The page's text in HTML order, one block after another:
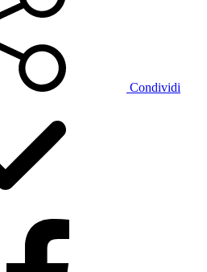
Condividi